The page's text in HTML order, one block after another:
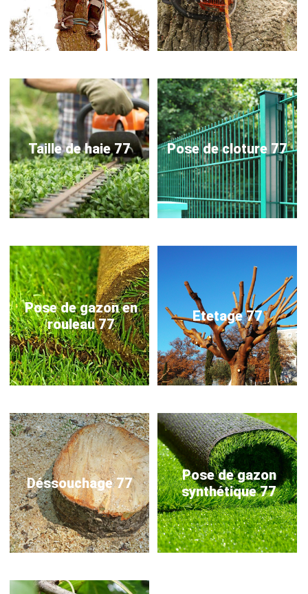
Taille de haie 77 Pose de cloture 77
Pose de gazon en
rouleau 77
Etetage 77
Déssouchage 77
Pose de gazon
synthétique 77